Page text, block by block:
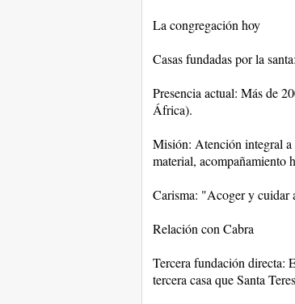
La congregación hoy
Casas fundadas por la
Presencia actual: Más de
África).
Misión: Atención integral a
material, acompañamiento
Carisma: "Acoger y cuidar
Relación con Cabra
Tercera fundación directa:
tercera casa que Santa